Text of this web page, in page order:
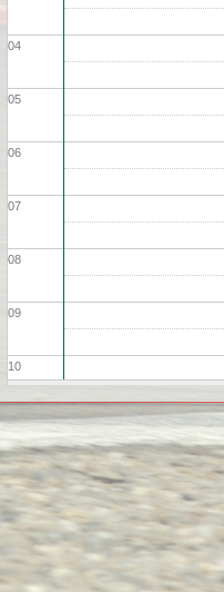
04
05
06
07
08
09
10
11
12
13